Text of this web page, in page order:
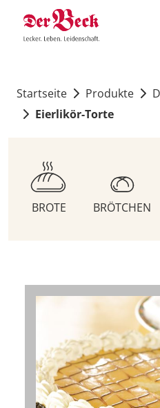
Startseite Produkte
Eierlikör-Torte
BROTE BRÖTCHEN